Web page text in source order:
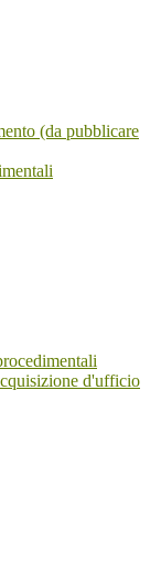
(da pubblicare
d'ufficio